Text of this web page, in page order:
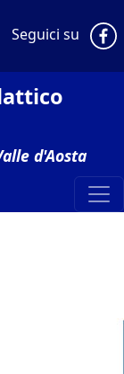
Seguici su
d'Aosta